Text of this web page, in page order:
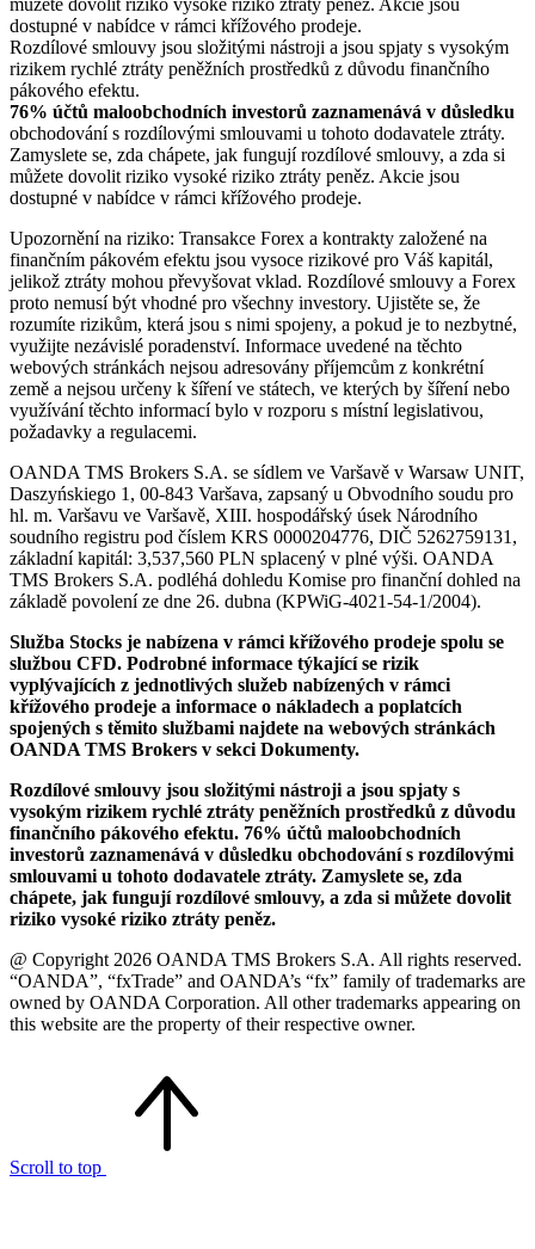
dostupné v nabídce v rámci křížového prodeje.
Rozdílové smlouvy jsou složitými nástroji a jsou spjaty s vysokým
rizikem rychlé ztráty peněžních prostředků z důvodu finančního
pákového efektu.
76% účtů maloobchodních investorů zaznamenává v důsledku
obchodování s rozdílovými smlouvami u tohoto dodavatele ztráty.
Zamyslete se, zda chápete, jak fungují rozdílové smlouvy, a zda si
můžete dovolit riziko vysoké riziko ztráty peněz. Akcie jsou
dostupné v nabídce v rámci křížového prodeje.
Upozornění na riziko: Transakce Forex a kontrakty založené na
finančním pákovém efektu jsou vysoce rizikové pro Váš kapitál,
jelikož ztráty mohou převyšovat vklad. Rozdílové smlouvy a Forex
proto nemusí být vhodné pro všechny investory. Ujistěte se, že
rozumíte rizikům, která jsou s nimi spojeny, a pokud je to nezbytné,
využijte nezávislé poradenství. Informace uvedené na těchto
webových stránkách nejsou adresovány příjemcům z konkrétní
země a nejsou určeny k šíření ve státech, ve kterých by šíření nebo
využívání těchto informací bylo v rozporu s místní legislativou,
požadavky a regulacemi.
OANDA TMS Brokers S.A. se sídlem ve Varšavě v Warsaw UNIT,
Daszyńskiego 1, 00-843 Varšava, zapsaný u Obvodního soudu pro
hl. m. Varšavu ve Varšavě, XIII. hospodářský úsek Národního
soudního registru pod číslem KRS 0000204776, DIČ 5262759131,
základní kapitál: 3,537,560 PLN splacený v plné výši. OANDA
TMS Brokers S.A. podléhá dohledu Komise pro finanční dohled na
základě povolení ze dne 26. dubna (KPWiG-4021-54-1/2004).
Služba Stocks je nabízena v rámci křížového prodeje spolu se
službou CFD. Podrobné informace týkající se rizik
vyplývajících z jednotlivých služeb nabízených v rámci
křížového prodeje a informace o nákladech a poplatcích
spojených s těmito službami najdete na webových stránkách
OANDA TMS Brokers v sekci Dokumenty.
Rozdílové smlouvy jsou složitými nástroji a jsou spjaty s
vysokým rizikem rychlé ztráty peněžních prostředků z důvodu
finančního pákového efektu. 76% účtů maloobchodních
investorů zaznamenává v důsledku obchodování s rozdílovými
smlouvami u tohoto dodavatele ztráty. Zamyslete se, zda
chápete, jak fungují rozdílové smlouvy, a zda si můžete dovolit
riziko vysoké riziko ztráty peněz.
@ Copyright 2026 OANDA TMS Brokers S.A. All rights reserved.
“OANDA”, “fxTrade” and OANDA’s “fx” family of trademarks are
owned by OANDA Corporation. All other trademarks appearing on
this website are the property of their respective owner.
Scroll to top